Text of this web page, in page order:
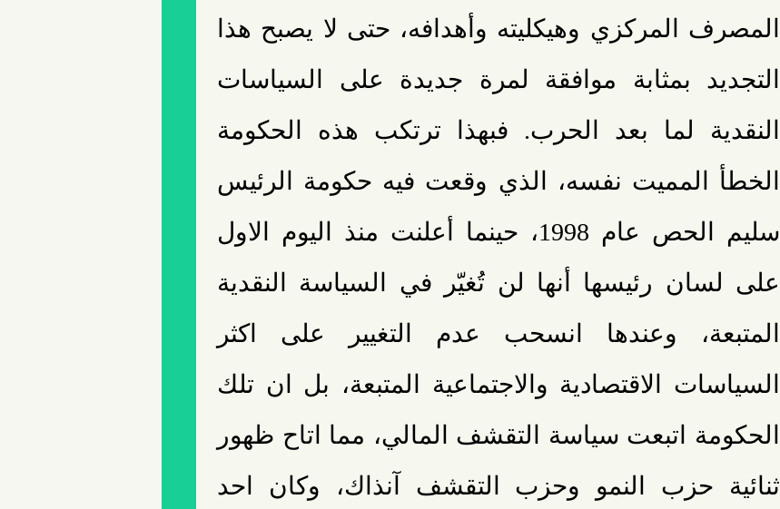
المصرف المركزي وهيكليته وأهدافه، حتى لا يصبح هذا
التجديد بمثابة موافقة لمرة جديدة على السياسات
النقدية لما بعد الحرب. فبهذا ترتكب هذه الحكومة
الخطأ المميت نفسه، الذي وقعت فيه حكومة الرئيس
سليم الحص عام 1998، حينما أعلنت منذ اليوم الاول
على لسان رئيسها أنها لن تُغيّر في السياسة النقدية
المتبعة، وعندها انسحب عدم التغيير على اكثر
السياسات الاقتصادية والاجتماعية المتبعة، بل ان تلك
الحكومة اتبعت سياسة التقشف المالي، مما اتاح ظهور
ثنائية حزب النمو وحزب التقشف آنذاك، وكان احد